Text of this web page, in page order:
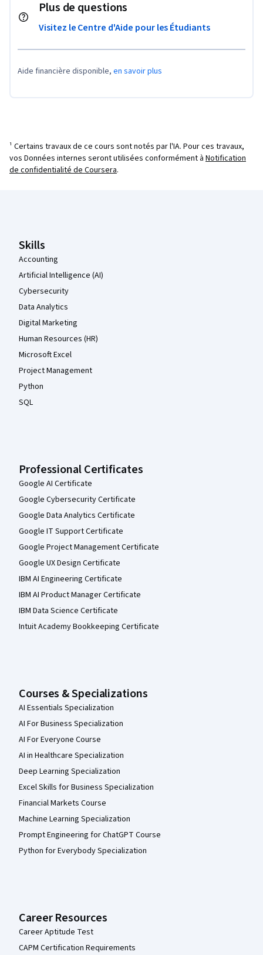
Plus de questions
Visitez le Centre d'Aide pour les Étudiants
Aide financière disponible, en savoir plus
¹ Certains travaux de ce cours sont notés par l'IA. Pour ces travaux,
vos Données internes seront utilisées conformément à Notification
de confidentialité de Coursera.
Skills
Accounting
Artificial Intelligence (AI)
Cybersecurity
Data Analytics
Digital Marketing
Human Resources (HR)
Microsoft Excel
Project Management
Python
SQL
Professional Certificates
Google AI Certificate
Google Cybersecurity Certificate
Google Data Analytics Certificate
Google IT Support Certificate
Google Project Management Certificate
Google UX Design Certificate
IBM AI Engineering Certificate
IBM AI Product Manager Certificate
IBM Data Science Certificate
Intuit Academy Bookkeeping Certificate
Courses & Specializations
AI Essentials Specialization
AI For Business Specialization
AI For Everyone Course
AI in Healthcare Specialization
Deep Learning Specialization
Excel Skills for Business Specialization
Financial Markets Course
Machine Learning Specialization
Prompt Engineering for ChatGPT Course
Python for Everybody Specialization
Career Resources
Career Aptitude Test
CAPM Certification Requirements